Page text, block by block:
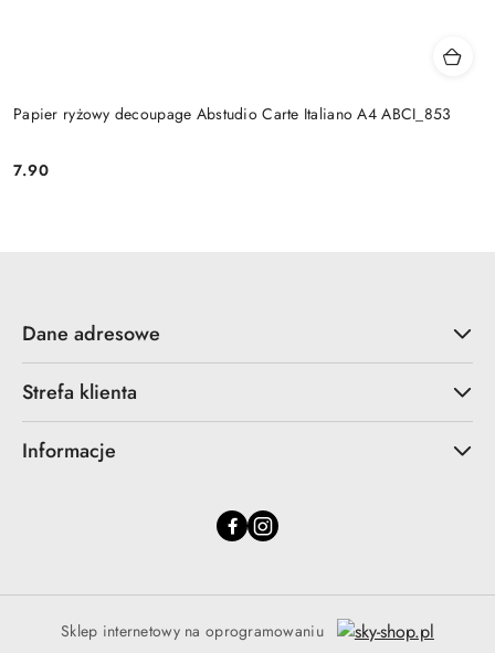
Papier ryżowy decoupage Abstudio Carte Italiano A4 ABCI_853
Cena:
7.90
Dane adresowe
Strefa klienta
Informacje
Sklep internetowy na oprogramowaniu